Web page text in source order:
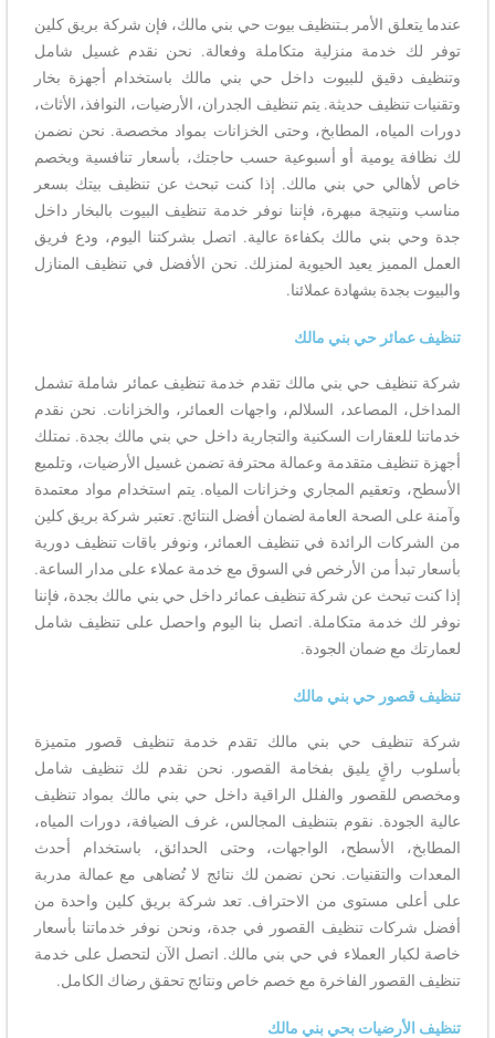
عندما يتعلق الأمر بـتنظيف بيوت حي بني مالك، فإن شركة بريق كلين
توفر لك خدمة منزلية متكاملة وفعالة. نحن نقدم غسيل شامل
وتنظيف دقيق للبيوت داخل حي بني مالك باستخدام أجهزة بخار
وتقنيات تنظيف حديثة. يتم تنظيف الجدران، الأرضيات، النوافذ، الأثاث،
دورات المياه، المطابخ، وحتى الخزانات بمواد مخصصة. نحن نضمن
لك نظافة يومية أو أسبوعية حسب حاجتك، بأسعار تنافسية وبخصم
خاص لأهالي حي بني مالك. إذا كنت تبحث عن تنظيف بيتك بسعر
مناسب ونتيجة مبهرة، فإننا نوفر خدمة تنظيف البيوت بالبخار داخل
جدة وحي بني مالك بكفاءة عالية. اتصل بشركتنا اليوم، ودع فريق
العمل المميز يعيد الحيوية لمنزلك. نحن الأفضل في تنظيف المنازل
والبيوت بجدة بشهادة عملائنا.
تنظيف عمائر حي بني مالك
شركة تنظيف حي بني مالك تقدم خدمة تنظيف عمائر شاملة تشمل
المداخل، المصاعد، السلالم، واجهات العمائر، والخزانات. نحن نقدم
خدماتنا للعقارات السكنية والتجارية داخل حي بني مالك بجدة. نمتلك
أجهزة تنظيف متقدمة وعمالة محترفة تضمن غسيل الأرضيات، وتلميع
الأسطح، وتعقيم المجاري وخزانات المياه. يتم استخدام مواد معتمدة
وآمنة على الصحة العامة لضمان أفضل النتائج. تعتبر شركة بريق كلين
من الشركات الرائدة في تنظيف العمائر، ونوفر باقات تنظيف دورية
بأسعار تبدأ من الأرخص في السوق مع خدمة عملاء على مدار الساعة.
إذا كنت تبحث عن شركة تنظيف عمائر داخل حي بني مالك بجدة، فإننا
نوفر لك خدمة متكاملة. اتصل بنا اليوم واحصل على تنظيف شامل
لعمارتك مع ضمان الجودة.
تنظيف قصور حي بني مالك
شركة تنظيف حي بني مالك تقدم خدمة تنظيف قصور متميزة
بأسلوب راقٍ يليق بفخامة القصور. نحن نقدم لك تنظيف شامل
ومخصص للقصور والفلل الراقية داخل حي بني مالك بمواد تنظيف
عالية الجودة. نقوم بتنظيف المجالس، غرف الضيافة، دورات المياه،
المطابخ، الأسطح، الواجهات، وحتى الحدائق، باستخدام أحدث
المعدات والتقنيات. نحن نضمن لك نتائج لا تُضاهى مع عمالة مدربة
على أعلى مستوى من الاحتراف. تعد شركة بريق كلين واحدة من
أفضل شركات تنظيف القصور في جدة، ونحن نوفر خدماتنا بأسعار
خاصة لكبار العملاء في حي بني مالك. اتصل الآن لتحصل على خدمة
تنظيف القصور الفاخرة مع خصم خاص ونتائج تحقق رضاك الكامل.
تنظيف الأرضيات بحي بني مالك